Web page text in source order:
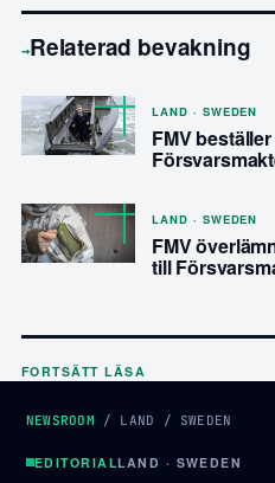
→Relaterad bevakning
LAND · SWEDEN
FMV
LAND · SWEDEN
FMV
till
FORTSÄTT LÄSA
NEWSROOM / LAND / SWEDEN
EDITORIALLAND · SWEDEN